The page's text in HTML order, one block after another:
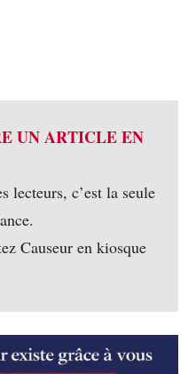
UN ARTICLE EN
lecteurs, c’est la seule
Causeur en kiosque